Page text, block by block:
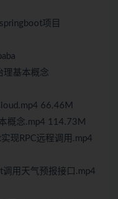
项目
理基本概念
66.46M
概念.mp4 114.73M
现RPC远程调用.mp4
用天气预报接口.mp4